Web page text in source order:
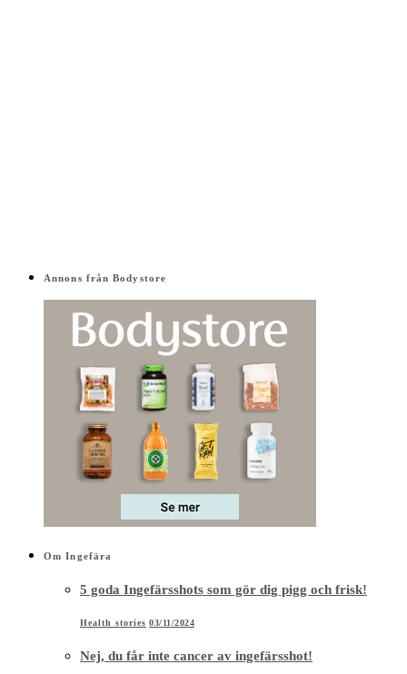
Annons från Bodystore
Om Ingefära
5 goda Ingefärsshots som gör dig pigg och frisk!
Health stories 03/11/2024
Nej, du får inte cancer av ingefärsshot!